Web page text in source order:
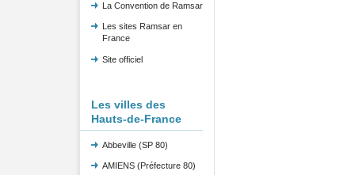
La Convention de Ramsar
Les sites Ramsar en
France
Site officiel
Les villes des
Hauts-de-France
Abbeville (SP 80)
AMIENS (Préfecture 80)